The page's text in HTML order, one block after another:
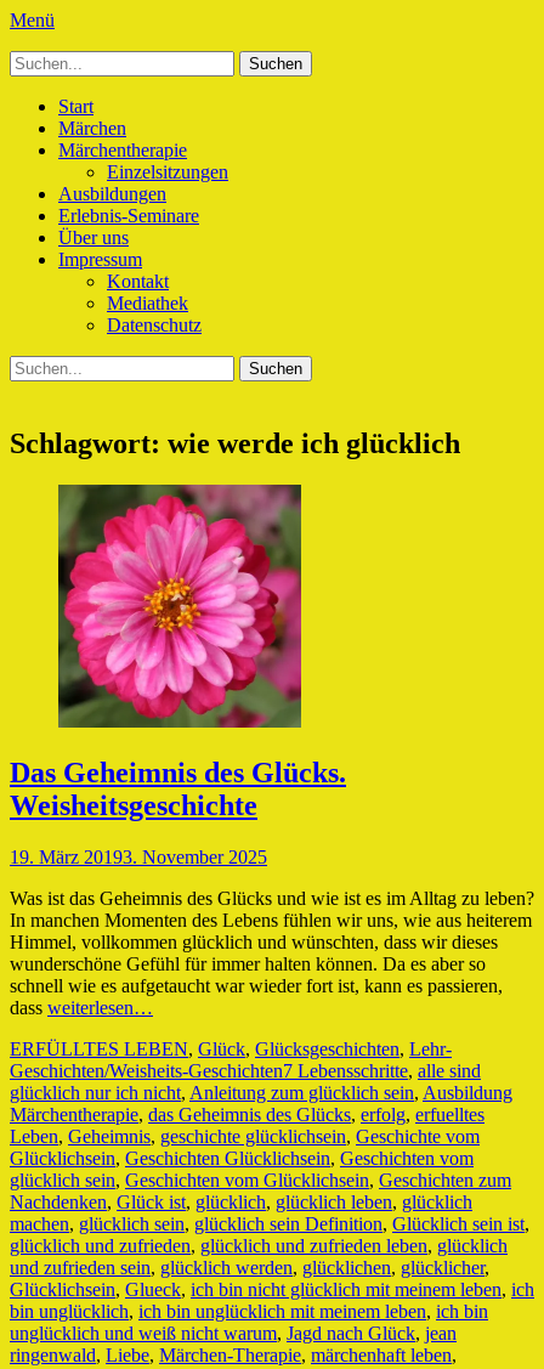
Menü
Märchenhaft und erfüllt leben
Verwirkliche Glück, Liebe, Erfolg und Gesundheit in Deinem Leben
Suchen
nach:
Primäres
Menü
Zum
Inhalt
springen
Start
Märchen
Märchentherapie
Einzelsitzungen
Ausbildungen
Erlebnis-Seminare
Über uns
Impressum
Kontakt
Mediathek
Datenschutz
Suchen
Suchen
nach:
Schlagwort: wie werde ich glücklich
Das Geheimnis des Glücks.
Weisheitsgeschichte
Veröffentlicht
19. März 20193. November 2025
Was ist das Geheimnis des Glücks und wie ist es im Alltag zu leben?
In manchen Momenten des Lebens fühlen wir uns, wie aus heiterem
Himmel, vollkommen glücklich und wünschten, dass wir dieses
wunderschöne Gefühl für immer halten können. Da es aber so
schnell wie es aufgetaucht war wieder fort ist, kann es passieren,
dass weiterlesen…
Kategorien
ERFÜLLTES LEBEN, Glück, Glücksgeschichten, Lehr-
Geschichten/Weisheits-GeschichtenSchlagworte
7 Lebensschritte, alle sind
glücklich nur ich nicht, Anleitung zum glücklich sein, Ausbildung
Märchentherapie, das Geheimnis des Glücks, erfolg, erfuelltes
Leben, Geheimnis, geschichte glücklichsein, Geschichte vom
Glücklichsein, Geschichten Glücklichsein, Geschichten vom
glücklich sein, Geschichten vom Glücklichsein, Geschichten zum
Nachdenken, Glück ist, glücklich, glücklich leben, glücklich
machen, glücklich sein, glücklich sein Definition, Glücklich sein ist,
glücklich und zufrieden, glücklich und zufrieden leben, glücklich
und zufrieden sein, glücklich werden, glücklichen, glücklicher,
Glücklichsein, Glueck, ich bin nicht glücklich mit meinem leben, ich
bin unglücklich, ich bin unglücklich mit meinem leben, ich bin
unglücklich und weiß nicht warum, Jagd nach Glück, jean
ringenwald, Liebe, Märchen-Therapie, märchenhaft leben,